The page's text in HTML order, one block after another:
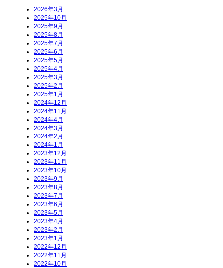
2026年3月
2025年10月
2025年9月
2025年8月
2025年7月
2025年6月
2025年5月
2025年4月
2025年3月
2025年2月
2025年1月
2024年12月
2024年11月
2024年4月
2024年3月
2024年2月
2024年1月
2023年12月
2023年11月
2023年10月
2023年9月
2023年8月
2023年7月
2023年6月
2023年5月
2023年4月
2023年2月
2023年1月
2022年12月
2022年11月
2022年10月